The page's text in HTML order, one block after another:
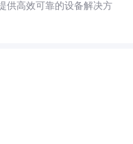
供高效可靠的设备解决方